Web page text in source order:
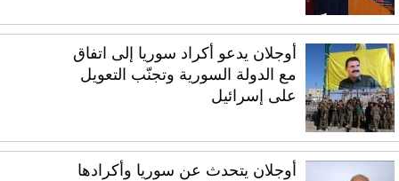
أوجلان يدعو أكراد سوريا إلى اتفاق
مع الدولة السورية وتجنّب التعويل
على إسرائيل
أوجلان يتحدث عن سوريا وأكرادها